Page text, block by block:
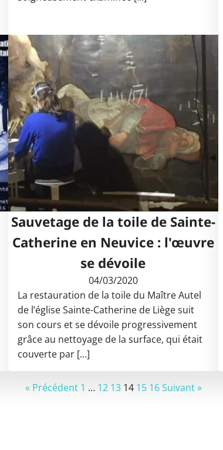
Sauvetage de la toile de Sainte-
Catherine en Neuvice : l'œuvre
se dévoile
04/03/2020
La restauration de la toile du Maître Autel
de l’église Sainte-Catherine de Liège suit
son cours et se dévoile progressivement
grâce au nettoyage de la surface, qui était
couverte par […]
« Précédent 1 … 12 13 14 15 16 Suivant »